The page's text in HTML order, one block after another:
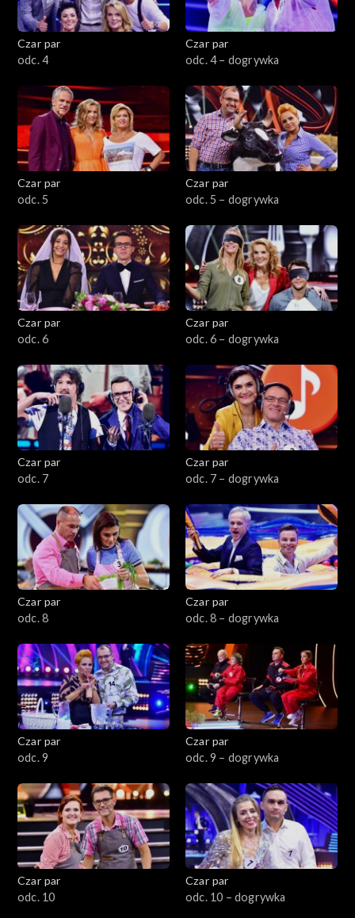
Czar par
odc. 4
Czar par
odc. 4 – dogrywka
Czar par
odc. 5
Czar par
odc. 5 – dogrywka
Czar par
odc. 6
Czar par
odc. 6 – dogrywka
Czar par
odc. 7
Czar par
odc. 7 – dogrywka
Czar par
odc. 8
Czar par
odc. 8 – dogrywka
Czar par
odc. 9
Czar par
odc. 9 – dogrywka
Czar par
odc. 10
Czar par
odc. 10 – dogrywka